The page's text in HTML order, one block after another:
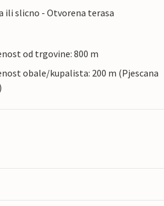
ili slicno - Otvorena terasa
od trgovine: 800 m
obale/kupalista: 200 m (Pjescana